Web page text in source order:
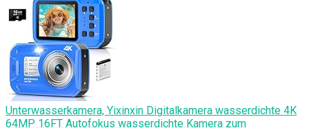
Unterwasserkamera, Yixinxin Digitalkamera wasserdichte 4K
64MP 16FT Autofokus wasserdichte Kamera zum